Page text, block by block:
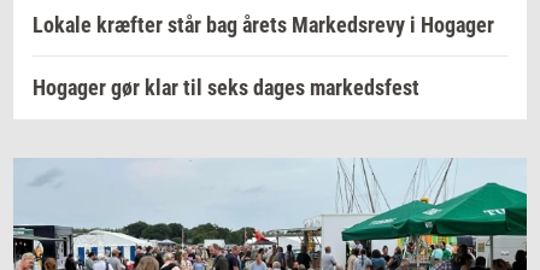
Lokale kræfter står bag årets Markedsrevy i Hogager
Hogager gør klar til seks dages markedsfest